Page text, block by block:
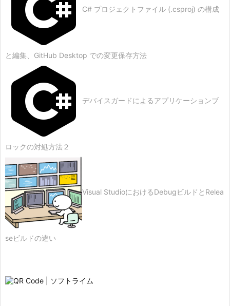
C# プロジェクトファイル (.csproj) の構成
と編集、GitHub Desktop での変更保存方法
デバイスガードによるアプリケーションブ
ロックの対処方法２
Visual StudioにおけるDebugビルドとRelea
seビルドの違い